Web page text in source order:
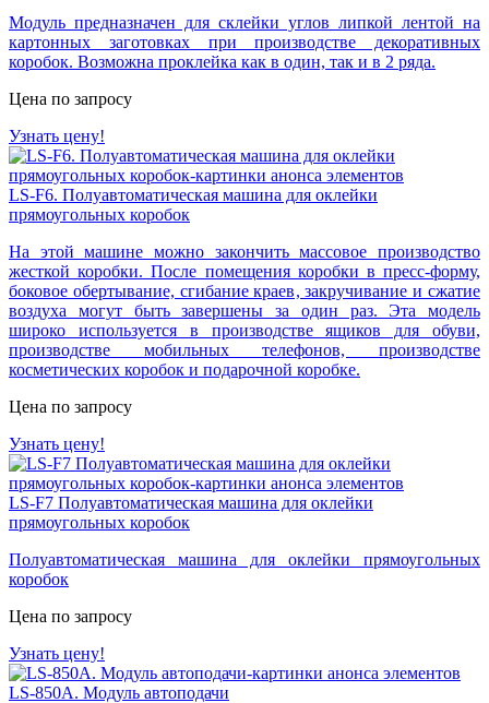
Модуль предназначен для склейки углов липкой лентой на
картонных заготовках при производстве декоративных
коробок. Возможна проклейка как в один, так и в 2 ряда.
Цена по запросу
Узнать цену!
LS-F6. Полуавтоматическая машина для оклейки
прямоугольных коробок
На этой машине можно закончить массовое производство
жесткой коробки. После помещения коробки в пресс-форму,
боковое обертывание, сгибание краев, закручивание и сжатие
воздуха могут быть завершены за один раз. Эта модель
широко используется в производстве ящиков для обуви,
производстве мобильных телефонов, производстве
косметических коробок и подарочной коробке.
Цена по запросу
Узнать цену!
LS-F7 Полуавтоматическая машина для оклейки
прямоугольных коробок
Полуавтоматическая машина для оклейки прямоугольных
коробок
Цена по запросу
Узнать цену!
LS-850A. Модуль автоподачи